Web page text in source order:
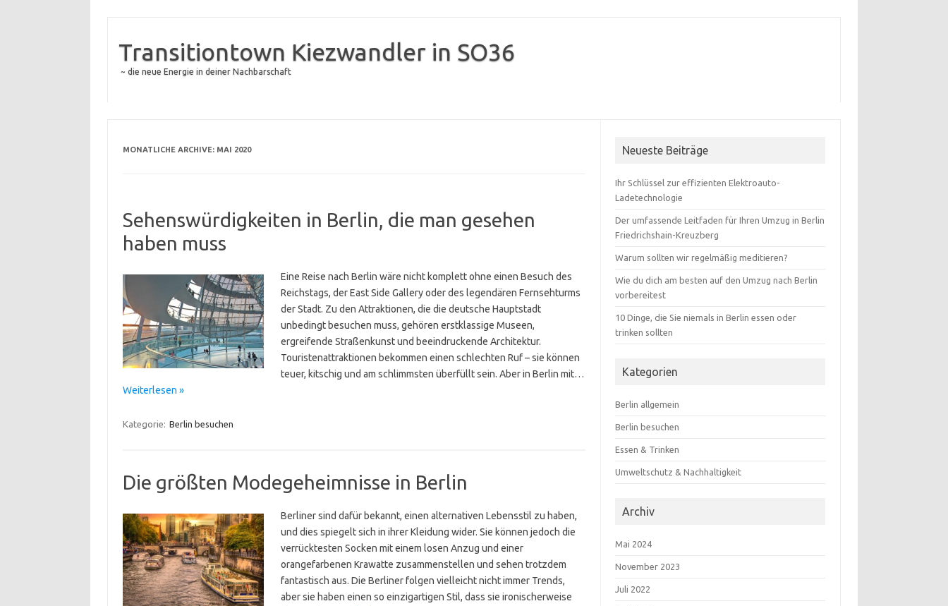
Transitiontown Kiezwandler in SO36
~ die neue Energie in deiner Nachbarschaft
MONATLICHE ARCHIVE: MAI 2020
Sehenswürdigkeiten in Berlin, die man gesehen
haben muss
Eine Reise nach Berlin wäre nicht komplett ohne einen Besuch des
Reichstags, der East Side Gallery oder des legendären Fernsehturms
der Stadt. Zu den Attraktionen, die die deutsche Hauptstadt
unbedingt besuchen muss, gehören erstklassige Museen,
ergreifende Straßenkunst und beeindruckende Architektur.
Touristenattraktionen bekommen einen schlechten Ruf – sie können
teuer, kitschig und am schlimmsten überfüllt sein. Aber in Berlin mit…
Weiterlesen »
Kategorie: Berlin besuchen
Die größten Modegeheimnisse in Berlin
Berliner sind dafür bekannt, einen alternativen Lebensstil zu haben,
und dies spiegelt sich in ihrer Kleidung wider. Sie können jedoch die
verrücktesten Socken mit einem losen Anzug und einer
orangefarbenen Krawatte zusammenstellen und sehen trotzdem
fantastisch aus. Die Berliner folgen vielleicht nicht immer Trends,
aber sie haben einen so einzigartigen Stil, dass sie ironischerweise
Neueste Beiträge
Ihr Schlüssel zur effizienten Elektroauto-
Ladetechnologie
Der umfassende Leitfaden für Ihren Umzug in Berlin
Friedrichshain-Kreuzberg
Warum sollten wir regelmäßig meditieren?
Wie du dich am besten auf den Umzug nach Berlin
vorbereitest
10 Dinge, die Sie niemals in Berlin essen oder
trinken sollten
Kategorien
Berlin allgemein
Berlin besuchen
Essen & Trinken
Umweltschutz & Nachhaltigkeit
Archiv
Mai 2024
November 2023
Juli 2022